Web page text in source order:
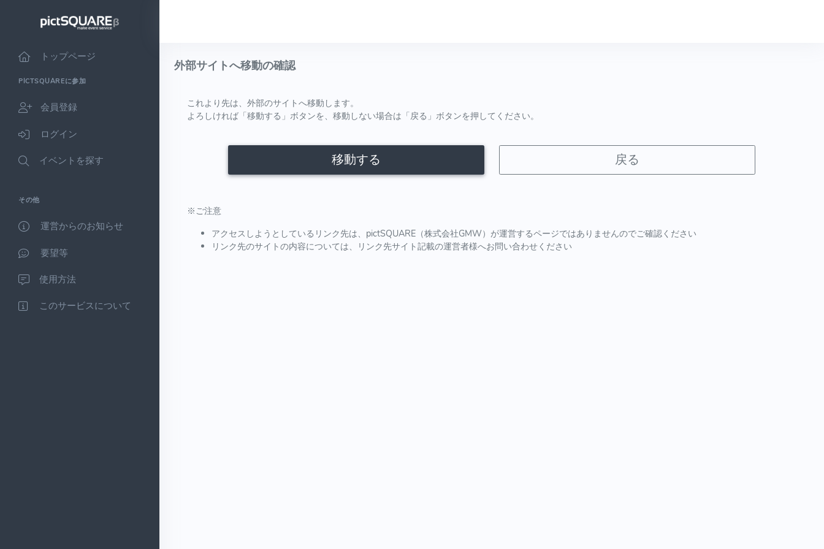
トップページ
PICTSQUAREに参加
会員登録
ログイン
イベントを探す
その他
運営からのお知らせ
要望等
使用方法
このサービスについて
外部サイトへ移動の確認
これより先は、外部のサイトへ移動します。
よろしければ「移動する」ボタンを、移動しない場合は「戻る」ボタンを押してください。
移動する 戻る
※ご注意
アクセスしようとしているリンク先は、pictSQUARE（株式会社GMW）が運営するページではありませんのでご確認ください
リンク先のサイトの内容については、リンク先サイト記載の運営者様へお問い合わせください